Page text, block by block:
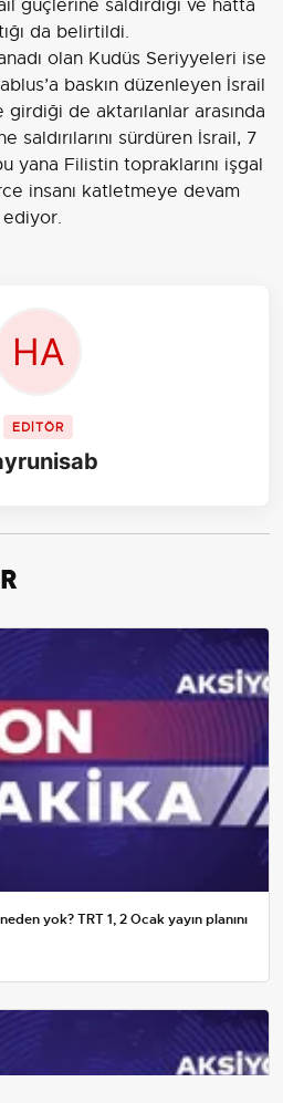
güçlerine saldırdığı ve hatta
da belirtildi.
olan Kudüs Seriyyeleri ise
baskın düzenleyen İsrail
de aktarılanlar arasında
saldırılarını sürdüren İsrail, 7
yana Filistin topraklarını işgal
insanı katletmeye devam
ediyor.
EDİTÖR
yok? TRT 1, 2 Ocak yayın planını